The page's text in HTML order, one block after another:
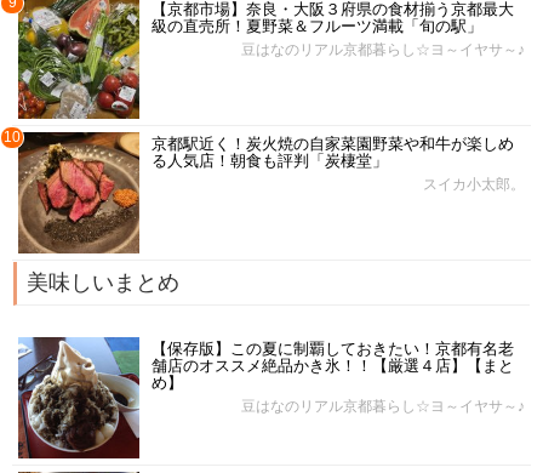
【京都市場】奈良・大阪３府県の食材揃う京都最大
級の直売所！夏野菜＆フルーツ満載「旬の駅」
豆はなのリアル京都暮らし☆ヨ～イヤサ～♪
10
京都駅近く！炭火焼の自家菜園野菜や和牛が楽しめ
る人気店！朝食も評判「炭棲堂」
スイカ小太郎。
美味しいまとめ
【保存版】この夏に制覇しておきたい！京都有名老
舗店のオススメ絶品かき氷！！【厳選４店】【まと
め】
豆はなのリアル京都暮らし☆ヨ～イヤサ～♪